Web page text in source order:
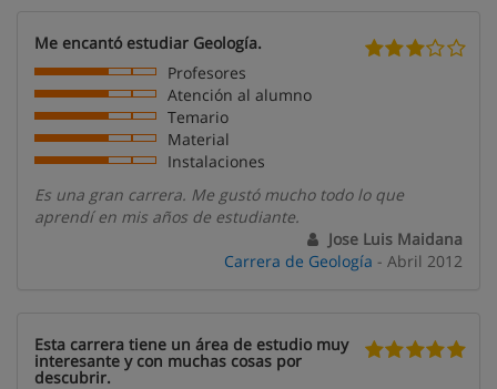
Me encantó estudiar Geología.
Profesores
Atención al alumno
Temario
Material
Instalaciones
Es una gran carrera. Me gustó mucho todo lo que
aprendí en mis años de estudiante.
Jose Luis Maidana
Carrera de Geología - Abril 2012
Esta carrera tiene un área de estudio muy
interesante y con muchas cosas por
descubrir.